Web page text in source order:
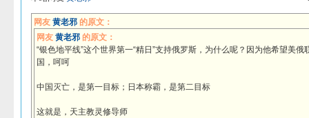
网友 黄老邪的原文：
网友 黄老邪的原文：
“银色地平线”这个世界第一“精日”支持俄罗斯，为什么呢？因为他希望美
国，呵呵
中国灭亡，是第一目标；日本称霸，是第二目标
这就是，天主教灵修导师